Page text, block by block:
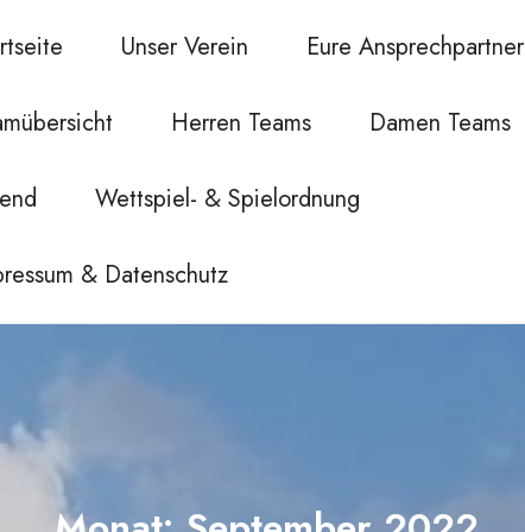
Unser Verein Eure Ansprechpartner
Herren Teams Damen Teams
Wettspiel- & Spielordnung
& Datenschutz